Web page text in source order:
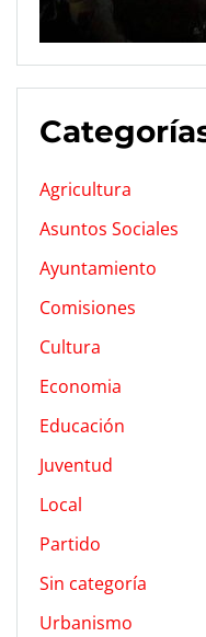
Agricultura
Asuntos Sociales
Ayuntamiento
Comisiones
Cultura
Economia
Educación
Juventud
Local
Partido
Sin categoría
Urbanismo